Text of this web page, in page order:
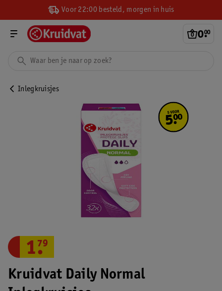
Voor 22:00 besteld, morgen in huis
0.
00
Inlegkruisjes
Kruidvat Daily Normal
1.
79